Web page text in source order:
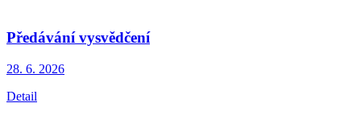
Předávání vysvědčení
28. 6. 2026
Detail